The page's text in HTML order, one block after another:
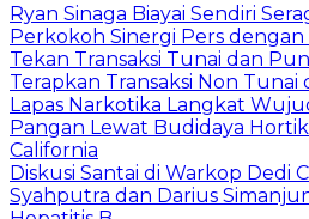
Ryan Sinaga Biayai Sendiri
Perkokoh Sinergi Pers
Tekan Transaksi Tunai dan
Terapkan Transaksi Non Tunai
Lapas Narkotika Langkat
Pangan Lewat Budidaya
California
Diskusi Santai di Warkop Dedi
Syahputra dan Darius